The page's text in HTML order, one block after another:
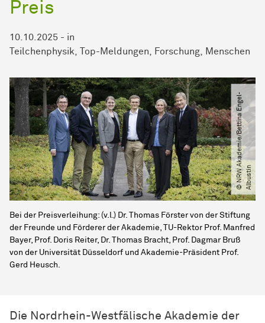
Preis
10.10.2025 - in
Teilchenphysik
Top-Meldungen Forschung Menschen
©
N
R
W
A
k
a
d
e
m
i
e​
/​
B
e
t
t
i
n
a
E
n
g
e
l
-
A
l
b
u
s
t
in
Bei der Preisverleihung: (v.l.) Dr. Thomas Förster von der Stiftung
der Freunde und Förderer der Akademie, TU-Rektor Prof. Manfred
Bayer, Prof. Doris Reiter, Dr. Thomas Bracht, Prof. Dagmar Bruß
von der Universität Düsseldorf und Akademie-Präsident Prof.
Gerd Heusch.
Die Nordrhein-Westfälische Akademie der